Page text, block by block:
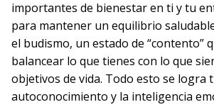
importantes de bienestar en ti y tu
para mantener un equilibrio
el budismo, un estado de “contento”
balancear lo que tienes con lo que
objetivos de vida. Todo esto se logra
autoconocimiento y la inteligencia